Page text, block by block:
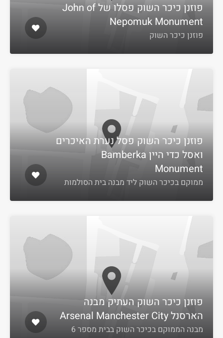
פוזנן כיכר השוק פסלו של John of
Nepomuk Monument
פוזנן כיכר השוק
פוזנן כיכר השוק פסל נערת האיכרים
ואסל כדי היין Bamberka
Monument
ממוקם בכיכר השוק ליד מבנה בית הסולמות
פוזנן כיכר השוק העתיק מבנה
הארסנל Arsenal Manchester City
מבנה הממוקם בכיכר השוק בבית מספר 6